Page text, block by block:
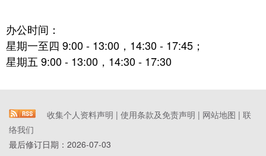
办公时间：
星期一至四 9:00 - 13:00，14:30 - 17:45；
星期五 9:00 - 13:00，14:30 - 17:30
收集个人资料声明 | 使用条款及免责声明 | 网站地图 | 联
络我们
最后修订日期： 2026-07-03